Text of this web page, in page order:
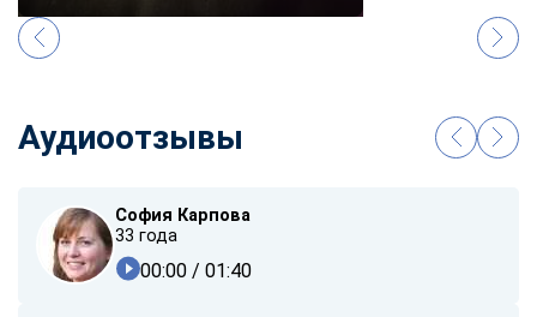
Аудиоотзывы
София Карпова
33 года
00:00 / 01:40